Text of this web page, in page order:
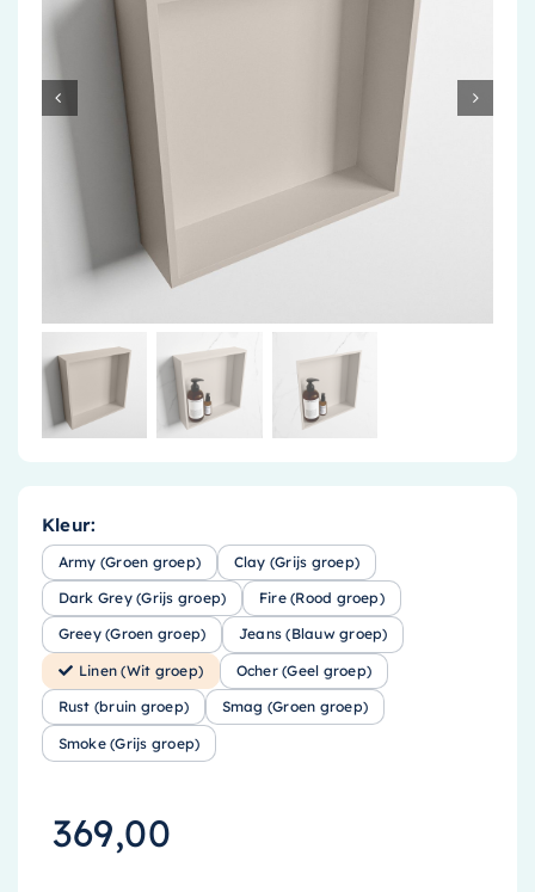
Klimaatbeheersing
PVC
Kleur:
Army (Groen groep) Clay (Grijs groep)
Dark Grey (Grijs groep) Fire (Rood groep)
Greey (Groen groep) Jeans (Blauw groep)
Linen (Wit groep) Ocher (Geel groep)
Rust (bruin groep) Smag (Groen groep)
Smoke (Grijs groep)
369,00